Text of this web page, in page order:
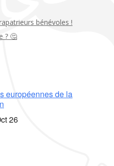
bénévoles !
? 🤔
européennes de la
26